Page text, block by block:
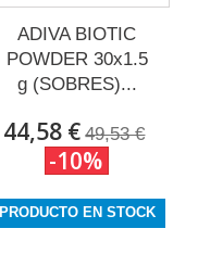
ADIVA BIOTIC
POWDER 30x1.5
g (SOBRES)...
44,58 € 49,53 €
-10%
PRODUCTO EN STOCK